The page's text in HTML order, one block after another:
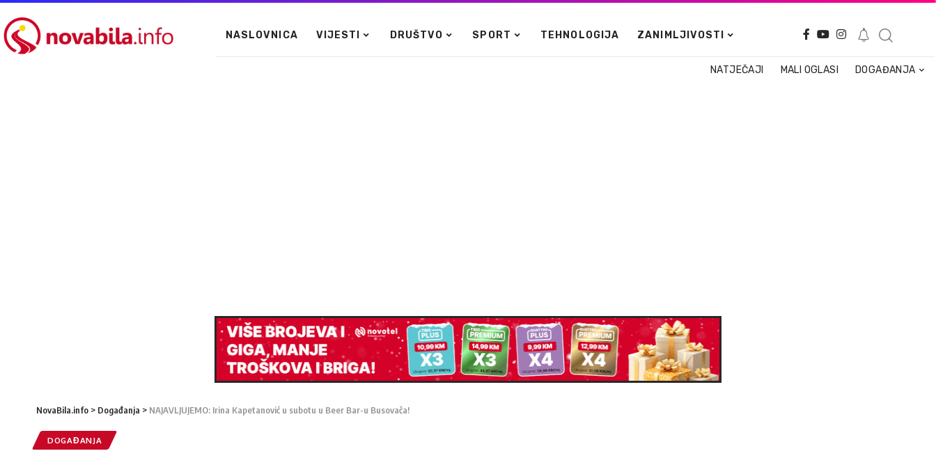
NASLOVNICA VIJESTI DRUŠTVO SPORT TEHNOLOGIJA ZANIMLJIVOSTI
NATJEČAJI MALI OGLASI DOGAĐANJA
NovaBila.info > Događanja > NAJAVLJUJEMO: Irina Kapetanović u subotu u Beer Bar-u Busovača!
DOGAĐANJA